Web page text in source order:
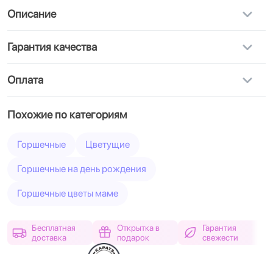
Описание
Гарантия качества
Оплата
Похожие по категориям
Горшечные Цветущие
Горшечные на день рождения
Горшечные цветы маме
Бесплатная
доставка
Открытка в
подарок
Гарантия
свежести